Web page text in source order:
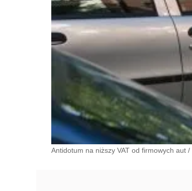
Antidotum na niższy VAT od firmowych aut /